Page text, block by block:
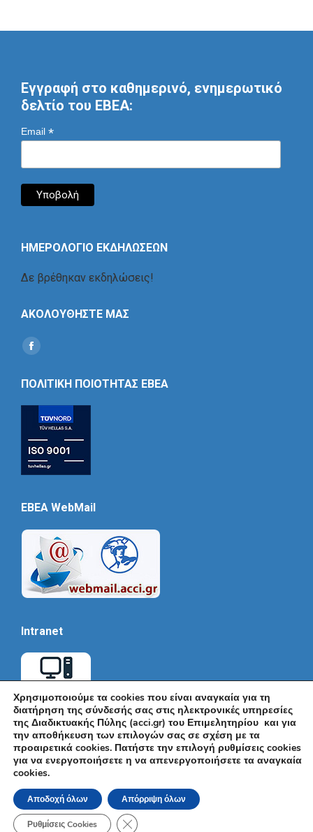
Εγγραφή στο καθημερινό, ενημερωτικό
δελτίο του ΕΒΕΑ:
Email *
ΗΜΕΡΟΛΟΓΙΟ ΕΚΔΗΛΩΣΕΩΝ
Δε βρέθηκαν εκδηλώσεις!
ΑΚΟΛΟΥΘΗΣΤΕ ΜΑΣ
Find us on:
Social
ΠΟΛΙΤΙΚΗ ΠΟΙΟΤΗΤΑΣ ΕΒΕΑ
EBEA WebMail
Intranet
© Εμπορικό και Βιομηχανικό Επιμελητήριο Αθηνών 2026 |
Ακαδημίας 7, ΤΚ: 10671, Αθήνα, Τηλ: +30 210 3604815, e-mail:
info@acci.gr
Όροι Χρήσης|Πολιτική Ασφάλειας|Πολιτική Απορρήτου
Προσβασιμότητας
Χρησιμοποιούμε τα cookies που είναι αναγκαία για τη
διατήρηση της σύνδεσής σας στις ηλεκτρονικές υπηρεσίες
της Διαδικτυακής Πύλης (acci.gr) του Επιμελητηρίου και για
την αποθήκευση των επιλογών σας σε σχέση με τα
προαιρετικά cookies. Πατήστε την επιλογή ρυθμίσεις cookies
για να ενεργοποιήσετε η να απενεργοποιήσετε τα αναγκαία
cookies.
Αποδοχή όλων Απόρριψη όλων
Ρυθμίσεις Cookies Κλείσιμο του Cookie banner για το GDPR